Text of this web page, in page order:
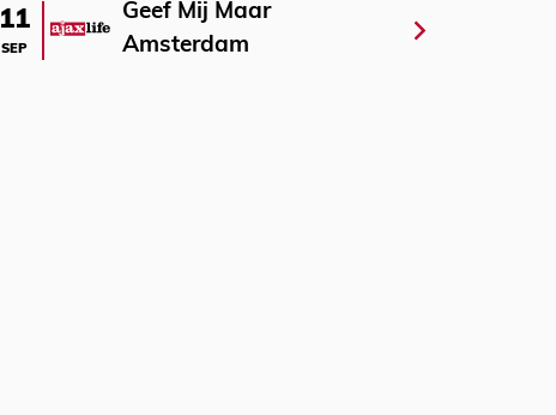
11
SEP
Geef Mij Maar
Amsterdam